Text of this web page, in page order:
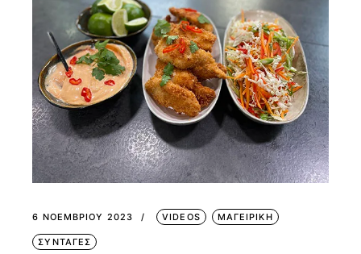
6 ΝΟΕΜΒΡΊΟΥ 2023 VIDEOS ΜΑΓΕΙΡΙΚΗ
ΣΥΝΤΑΓΕΣ